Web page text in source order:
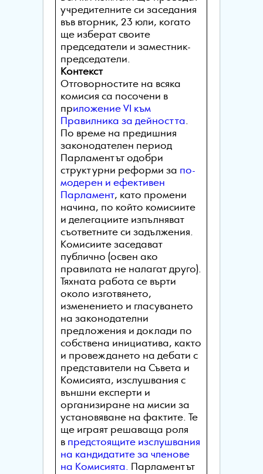
учредителните си заседания
във вторник, 23 юли, когато
ще изберат своите
председатели и заместник-
председатели.
Контекст
Отговорностите на всяка
комисия са посочени в
приложение VI към
Правилника за дейността
По време на предишния
законодателен период
Парламентът одобри
структурни реформи за по-
модерен и ефективен
Парламент, като промени
начина, по който комисиите
и делегациите изпълняват
съответните си задължения.
Комисиите заседават
публично (освен ако
правилата не налагат друго).
Тяхната работа се върти
около изготвянето,
изменението и гласуването
на законодателни
предложения и доклади по
собствена инициатива, както
и провеждането на дебати с
представители на Съвета и
Комисията, изслушвания с
външни експерти и
организиране на мисии за
установяване на фактите. Те
ще играят решаваща роля
в предстоящите изслушвания
на кандидатите за членове
на Комисията.
Парламентът